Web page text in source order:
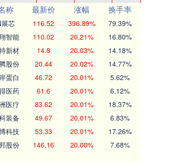
称 最新价 涨幅
换手率
展芯 116.52 396.89% 79.39%
智能 110.02 20.21% 16.80%
新材 14.8 20.03% 14.18%
股份 20.44 20.02% 14.77%
蛋白 46.72 20.01% 5.62%
医药 61.6 20.01% 6.12%
医疗 83.62 20.01% 18.37%
装备 49.67 20.01% 6.83%
科技 53.33 20.01% 17.26%
股份 146.16 20.00% 7.68%